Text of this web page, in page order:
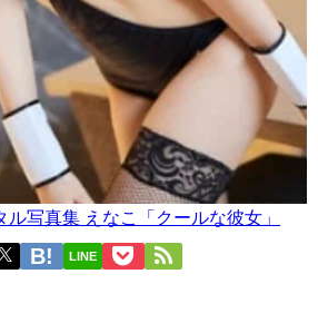
写真集 えなこ「クールな彼女」
LINE